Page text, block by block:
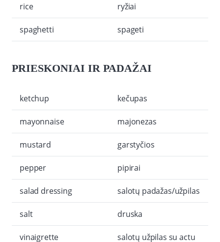
rice ryžiai
spaghetti spageti
PRIESKONIAI IR PADAŽAI
ketchup kečupas
mayonnaise majonezas
mustard garstyčios
pepper pipirai
salad dressing salotų padažas/užpilas
salt druska
vinaigrette salotų užpilas su actu